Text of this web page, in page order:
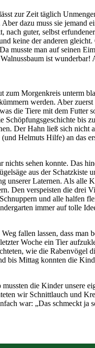
zur Zeit täglich
dazu muss sie
guter, selbst
keine der anderen
musste man auf seinen
ist
Morgenkreis unterm
werden. Aber
die Tiere mit dem Futter
bis
Der Hahn ließ sich
Helmuts Hilfe) an das
sehen konnte. Das
aus der
Laternen. Als alle
verspeisten die drei
und alle halfen
immer auf tolle
fallen lassen, dass
Woche ein Tier
wie die
bis Mittag konnten die
die Kinder unsere
wir Schnittlauch und
war: „Das schmeckt